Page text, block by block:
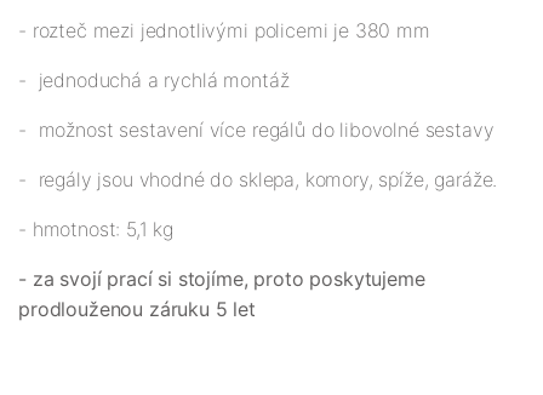
- rozteč mezi jednotlivými policemi je 380 mm
- jednoduchá a rychlá montáž
- možnost sestavení více regálů do libovolné sestavy
- regály jsou vhodné do sklepa, komory, spíže, garáže.
- hmotnost: 5,1 kg
- za svojí prací si stojíme, proto poskytujeme
prodlouženou záruku 5 let